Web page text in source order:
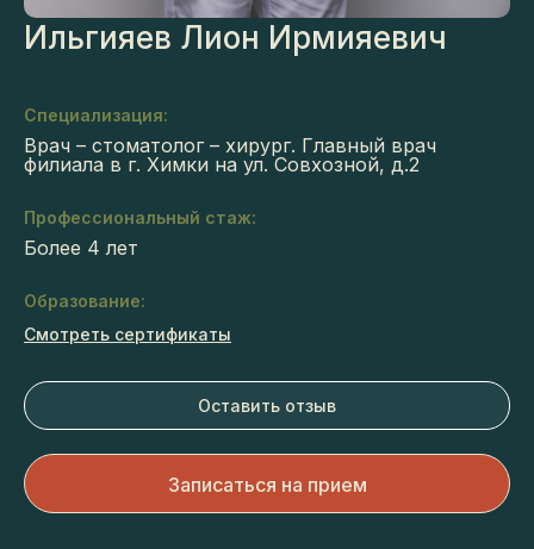
Ильгияев Лион Ирмияевич
Специализация:
Врач – стоматолог – хирург. Главный врач
филиала в г. Химки на ул. Совхозной, д.2
Профессиональный стаж:
Более 4 лет
Образование:
Смотреть сертификаты
Оставить отзыв
Записаться на прием